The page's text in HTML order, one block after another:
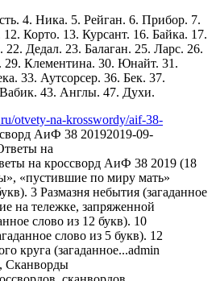
4. Ника. 5. Рейган. 6. Прибор. 7.
Корто. 13. Курсант. 16. Байка. 17.
Дедал. 23. Балаган. 25. Ларс. 26.
29. Клементина. 30. Юнайт. 31.
33. Аутсорсер. 36. Бек. 37.
Вабик. 43. Англы. 47. Духи.
otvety-na-krosswordy/aif-38-
АиФ 38 20192019-09-
на
на кроссворд АиФ 38 2019 (18
«пустившие по миру мать»
3 Размазня небытия (загаданное
на тележке, запряженной
слово из 12 букв). 10
слово из 5 букв). 12
круга (загаданное...admin
Сканворды